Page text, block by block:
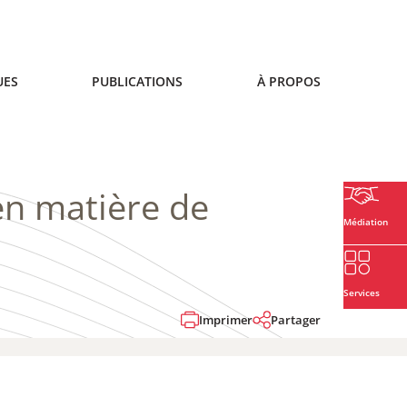
PUBLICATIONS À PROPOS
Médiation
Services
matière de
Imprimer Partager